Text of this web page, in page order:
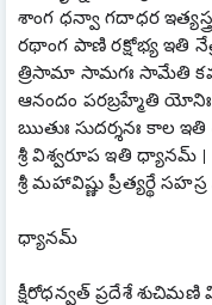
శాంగ ధన్వా గదాధర
రథాంగ పాణి రక్షోభ్య ఇతి
త్రిసామా సామగః సామేతి
ఆనందం పరబ్రహ్మేతి యోనిః
ఋతుః సుదర్శనః కాల ఇతి
శ్రీ విశ్వరూప ఇతి ధ్యానమ్ |
శ్రీ మహావిష్ణు ప్రీత్యర్థే
ధ్యానమ్
క్షీరోధన్వత్ ప్రదేశే